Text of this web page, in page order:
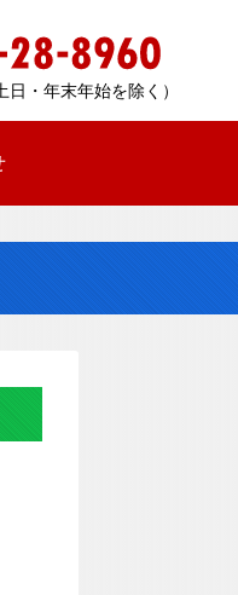
・年末年始を除く）